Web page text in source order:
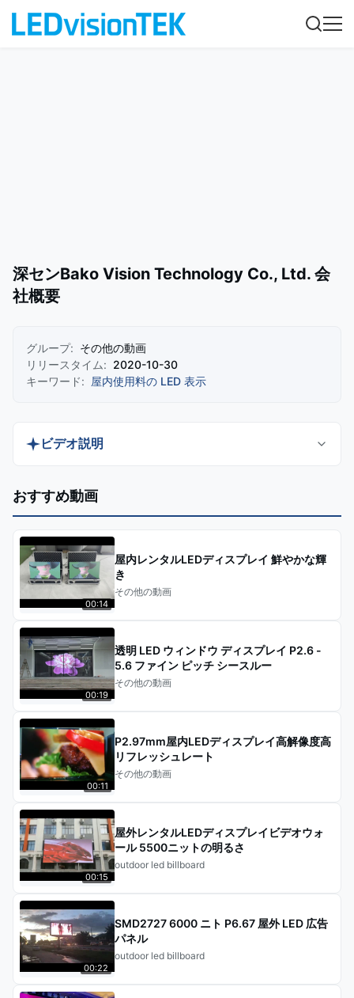
深センBako Vision Technology Co., Ltd. 会
社概要
グループ: その他の動画
リリースタイム: 2020-10-30
キーワード: 屋内使用料の LED 表示
ビデオ説明
深センBako Vision Technology Co., Ltd.製の高品質
このLEDビデオパネルは組み立てが簡単で軽量設
計、そして素晴らしいビジュアルを提供します。こ
の会社紹介ビデオで、その特徴と用途について詳し
おすすめ動画
00:14
屋内レンタルLEDディスプレイ 鮮やかな輝
き
その他の動画
00:19
透明 LED ウィンドウ ディスプレイ P2.6 -
5.6 ファイン ピッチ シースルー
その他の動画
00:11
P2.97mm屋内LEDディスプレイ高解像度高
リフレッシュレート
その他の動画
00:15
屋外レンタルLEDディスプレイビデオウォ
ール 5500ニットの明るさ
outdoor led billboard
00:22
SMD2727 6000 ニト P6.67 屋外 LED 広告
パネル
outdoor led billboard